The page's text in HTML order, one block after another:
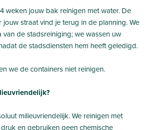
weken jouw bak reinigen met water. De
straat vind je terug in de planning. We
van de stadsreiniging; we wassen uw
de stadsdiensten hem heeft geledigd.
we de containers niet reinigen.
milieuvriendelijk. We reinigen met
en gebruiken geen chemische